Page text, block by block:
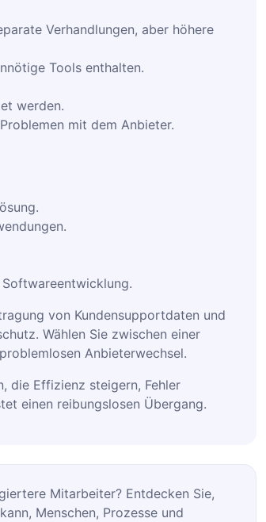
Verhandlungen, aber höhere
Tools enthalten.
werden.
mit dem Anbieter.
von Kundensupportdaten und
Wählen Sie zwischen einer
Anbieterwechsel.
die Effizienz steigern, Fehler
einen reibungslosen Übergang.
Mitarbeiter? Entdecken Sie,
Menschen, Prozesse und